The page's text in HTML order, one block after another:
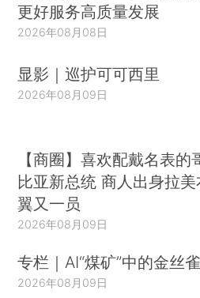
更好服务高质量发展
2026年08月08日
显影｜巡护可可西里
2026年08月09日
【商圈】喜欢配戴名表的
比亚新总统 商人出身拉美
翼又一员
2026年08月09日
专栏｜AI“煤矿”中的金丝雀
2026年08月09日